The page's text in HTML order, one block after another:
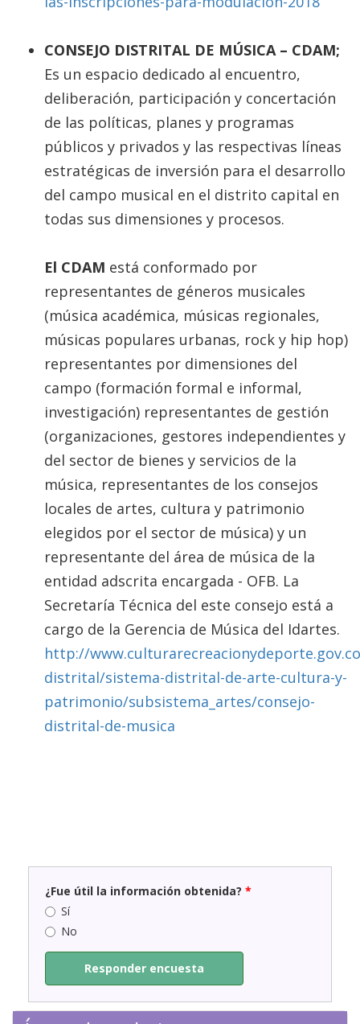
CONSEJO DISTRITAL DE MÚSICA – CDAM;
Es un espacio dedicado al encuentro,
deliberación, participación y concertación
de las políticas, planes y programas
públicos y privados y las respectivas líneas
estratégicas de inversión para el desarrollo
del campo musical en el distrito capital en
todas sus dimensiones y procesos.
El CDAM está conformado por
representantes de géneros musicales
(música académica, músicas regionales,
músicas populares urbanas, rock y hip hop)
representantes por dimensiones del
campo (formación formal e informal,
investigación) representantes de gestión
(organizaciones, gestores independientes y
del sector de bienes y servicios de la
música, representantes de los consejos
locales de artes, cultura y patrimonio
elegidos por el sector de música) y un
representante del área de música de la
entidad adscrita encargada - OFB. La
Secretaría Técnica del este consejo está a
cargo de la Gerencia de Música del Idartes.
http://
distrital/sistema-distrital-de-arte-cultura-y-
patrimonio/subsistema_artes/consejo-
distrital-de-musica
¿Fue útil la información obtenida? *
Sí
No
Responder encuesta